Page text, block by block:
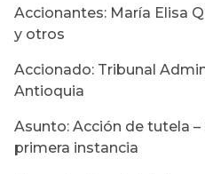
Accionantes: María Elisa
y otros
Accionado: Tribunal
Antioquia
Asunto: Acción de tutela –
primera instancia